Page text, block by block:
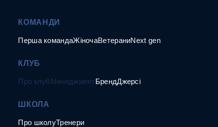
КОМАНДИ
Перша командаЖіночаВетераниNext gen
КЛУБ
Про клубМенеджментБрендДжерсі
ШКОЛА
Про школуТренери